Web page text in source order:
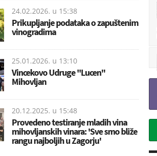
24.02.2026. u 15:38
Prikupljanje podataka o zapuštenim
vinogradima
25.01.2026. u 13:10
Vincekovo Udruge ''Lucen''
Mihovljan
20.12.2025. u 15:48
Provedeno testiranje mladih vina
mihovljanskih vinara: 'Sve smo bliže
rangu najboljih u Zagorju'